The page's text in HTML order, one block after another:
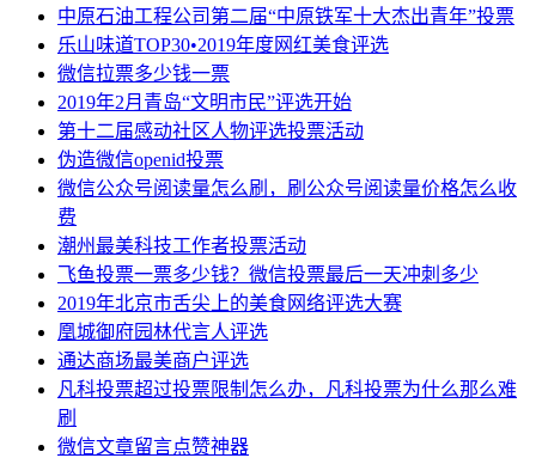
中原石油工程公司第二届“中原铁军十大杰出青年”投票
乐山味道TOP30•2019年度网红美食评选
微信拉票多少钱一票
2019年2月青岛“文明市民”评选开始
第十二届感动社区人物评选投票活动
伪造微信openid投票
微信公众号阅读量怎么刷，刷公众号阅读量价格怎么收
费
潮州最美科技工作者投票活动
飞鱼投票一票多少钱？微信投票最后一天冲刺多少
2019年北京市舌尖上的美食网络评选大赛
凰城御府园林代言人评选
通达商场最美商户评选
凡科投票超过投票限制怎么办，凡科投票为什么那么难
刷
微信文章留言点赞神器